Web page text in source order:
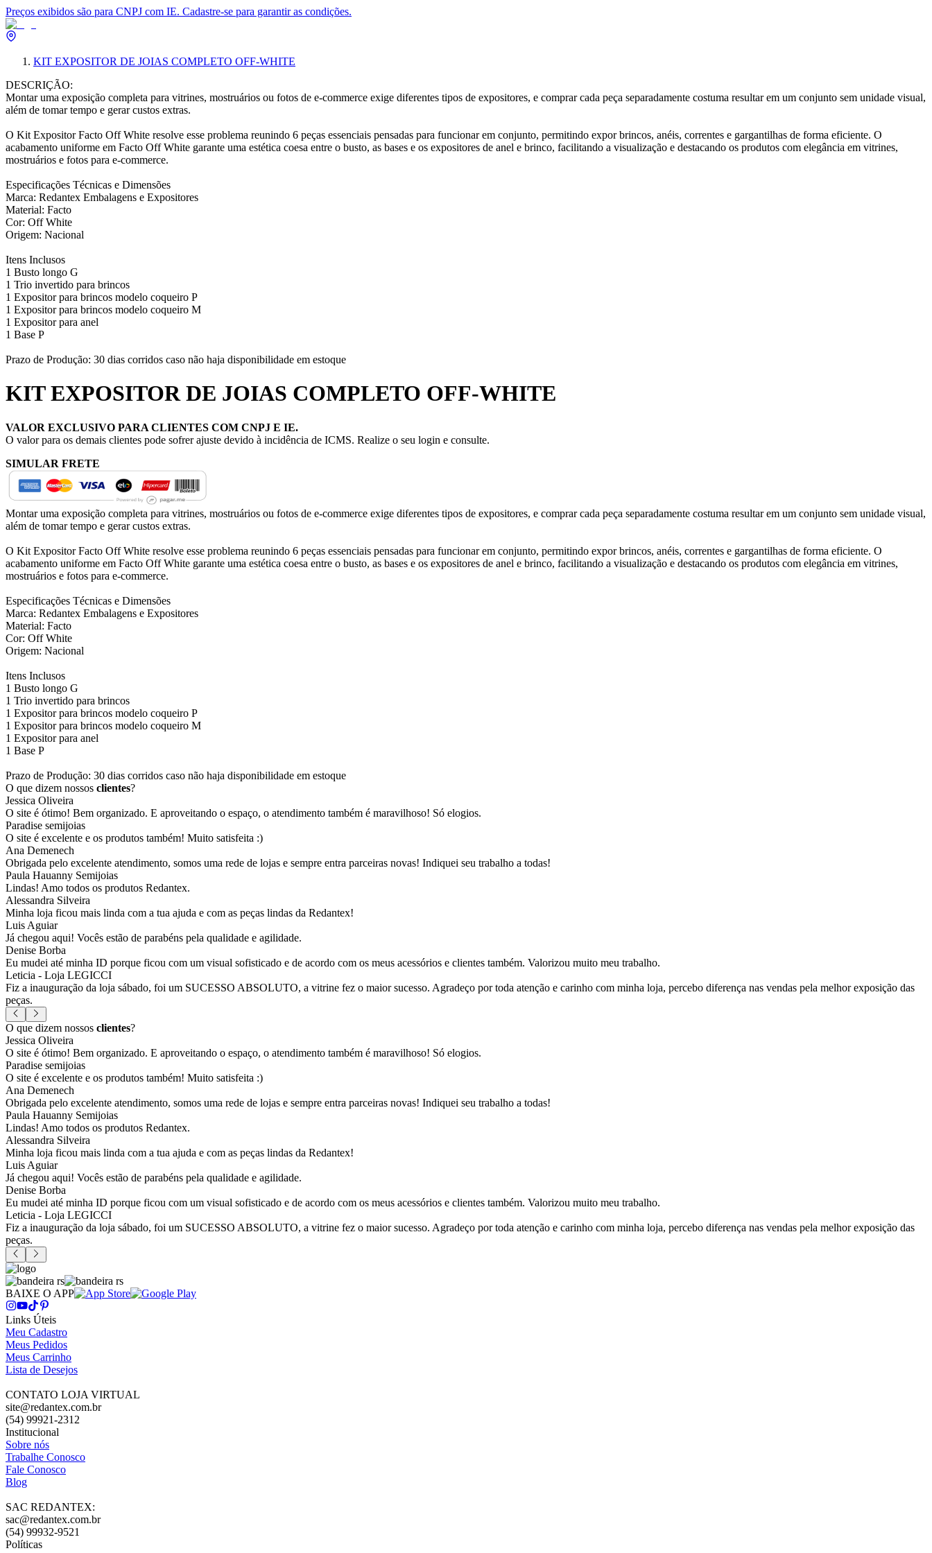
Preços exibidos são para CNPJ com IE. Cadastre-se para garantir as condições.
KIT EXPOSITOR DE JOIAS COMPLETO OFF-WHITE
DESCRIÇÃO:
Montar uma exposição completa para vitrines, mostruários ou fotos de e-commerce exige diferentes tipos de expositores, e comprar cada peça separadamente costuma resultar em um conjunto sem unidade visual,
além de tomar tempo e gerar custos extras.
O Kit Expositor Facto Off White resolve esse problema reunindo 6 peças essenciais pensadas para funcionar em conjunto, permitindo expor brincos, anéis, correntes e gargantilhas de forma eficiente. O
acabamento uniforme em Facto Off White garante uma estética coesa entre o busto, as bases e os expositores de anel e brinco, facilitando a visualização e destacando os produtos com elegância em vitrines,
mostruários e fotos para e-commerce.
Especificações Técnicas e Dimensões
Marca: Redantex Embalagens e Expositores
Material: Facto
Cor: Off White
Origem: Nacional
Itens Inclusos
1 Busto longo G
1 Trio invertido para brincos
1 Expositor para brincos modelo coqueiro P
1 Expositor para brincos modelo coqueiro M
1 Expositor para anel
1 Base P
Prazo de Produção: 30 dias corridos caso não haja disponibilidade em estoque
KIT EXPOSITOR DE JOIAS COMPLETO OFF-WHITE
VALOR EXCLUSIVO PARA CLIENTES COM CNPJ E IE.
O valor para os demais clientes pode sofrer ajuste devido à incidência de ICMS. Realize o seu login e consulte.
SIMULAR FRETE
Montar uma exposição completa para vitrines, mostruários ou fotos de e-commerce exige diferentes tipos de expositores, e comprar cada peça separadamente costuma resultar em um conjunto sem unidade visual,
além de tomar tempo e gerar custos extras.
O Kit Expositor Facto Off White resolve esse problema reunindo 6 peças essenciais pensadas para funcionar em conjunto, permitindo expor brincos, anéis, correntes e gargantilhas de forma eficiente. O
acabamento uniforme em Facto Off White garante uma estética coesa entre o busto, as bases e os expositores de anel e brinco, facilitando a visualização e destacando os produtos com elegância em vitrines,
mostruários e fotos para e-commerce.
Especificações Técnicas e Dimensões
Marca: Redantex Embalagens e Expositores
Material: Facto
Cor: Off White
Origem: Nacional
Itens Inclusos
1 Busto longo G
1 Trio invertido para brincos
1 Expositor para brincos modelo coqueiro P
1 Expositor para brincos modelo coqueiro M
1 Expositor para anel
1 Base P
Prazo de Produção: 30 dias corridos caso não haja disponibilidade em estoque
O que dizem nossos clientes?
Jessica Oliveira
O site é ótimo! Bem organizado. E aproveitando o espaço, o atendimento também é maravilhoso! Só elogios.
Paradise semijoias
O site é excelente e os produtos também! Muito satisfeita :)
Ana Demenech
Obrigada pelo excelente atendimento, somos uma rede de lojas e sempre entra parceiras novas! Indiquei seu trabalho a todas!
Paula Hauanny Semijoias
Lindas! Amo todos os produtos Redantex.
Alessandra Silveira
Minha loja ficou mais linda com a tua ajuda e com as peças lindas da Redantex!
Luis Aguiar
Já chegou aqui! Vocês estão de parabéns pela qualidade e agilidade.
Denise Borba
Eu mudei até minha ID porque ficou com um visual sofisticado e de acordo com os meus acessórios e clientes também. Valorizou muito meu trabalho.
Leticia - Loja LEGICCI
Fiz a inauguração da loja sábado, foi um SUCESSO ABSOLUTO, a vitrine fez o maior sucesso. Agradeço por toda atenção e carinho com minha loja, percebo diferença nas vendas pela melhor exposição das
peças.
O que dizem nossos clientes?
Jessica Oliveira
O site é ótimo! Bem organizado. E aproveitando o espaço, o atendimento também é maravilhoso! Só elogios.
Paradise semijoias
O site é excelente e os produtos também! Muito satisfeita :)
Ana Demenech
Obrigada pelo excelente atendimento, somos uma rede de lojas e sempre entra parceiras novas! Indiquei seu trabalho a todas!
Paula Hauanny Semijoias
Lindas! Amo todos os produtos Redantex.
Alessandra Silveira
Minha loja ficou mais linda com a tua ajuda e com as peças lindas da Redantex!
Luis Aguiar
Já chegou aqui! Vocês estão de parabéns pela qualidade e agilidade.
Denise Borba
Eu mudei até minha ID porque ficou com um visual sofisticado e de acordo com os meus acessórios e clientes também. Valorizou muito meu trabalho.
Leticia - Loja LEGICCI
Fiz a inauguração da loja sábado, foi um SUCESSO ABSOLUTO, a vitrine fez o maior sucesso. Agradeço por toda atenção e carinho com minha loja, percebo diferença nas vendas pela melhor exposição das
peças.
BAIXE O APP
Links Úteis
Meu Cadastro
Meus Pedidos
Meus Carrinho
Lista de Desejos
CONTATO LOJA VIRTUAL
site@redantex.com.br
(54) 99921-2312
Institucional
Sobre nós
Trabalhe Conosco
Fale Conosco
Blog
SAC REDANTEX:
sac@redantex.com.br
(54) 99932-9521
Políticas